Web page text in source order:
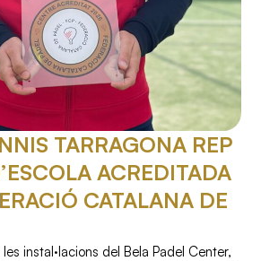
TARRAGONA REP
ACREDITADA
CATALANA DE
instal·lacions del Bela Padel Center,